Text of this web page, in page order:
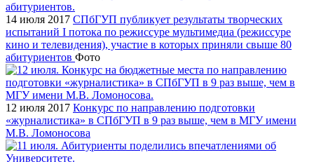
14 июля 2017 СПбГУП публикует результаты творческих
испытаний I потока по режиссуре мультимедиа (режиссуре
кино и телевидения), участие в которых приняли свыше 80
абитуриентов Фото
12 июля 2017 Конкурс по направлению подготовки
«журналистика» в СПбГУП в 9 раз выше, чем в МГУ имени
М.В. Ломоносова